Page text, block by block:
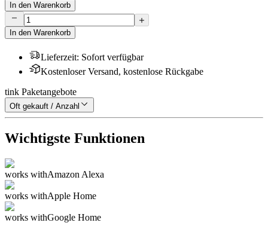
In den Warenkorb
In den Warenkorb
Lieferzeit: Sofort verfügbar
Kostenloser Versand, kostenlose Rückgabe
tink Paketangebote
Oft gekauft / Anzahl
Wichtigste Funktionen
works withAmazon Alexa
works withApple Home
works withGoogle Home